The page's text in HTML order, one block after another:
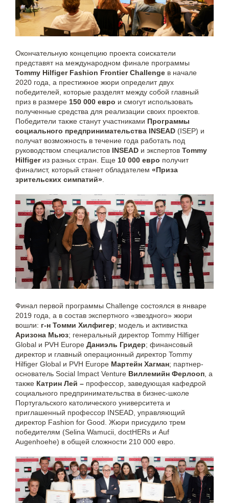
Окончательную концепцию проекта соискатели
представят на международном финале программы
Tommy Hilfiger Fashion Frontier Challenge в начале
2020 года, а престижное жюри определит двух
победителей, которые разделят между собой главный
приз в размере 150 000 евро и смогут использовать
полученные средства для реализации своих проектов.
Победители также станут участниками Программы
социального предпринимательства INSEAD (ISEP) и
получат возможность в течение года работать под
руководством специалистов INSEAD и экспертов Tommy
Hilfiger из разных стран. Еще 10 000 евро получит
финалист, который станет обладателем «Приза
зрительских симпатий»
Финал первой программы Challenge состоялся в январе
2019 года, а в состав экспертного «звездного» жюри
вошли: г-н Томми Хилфигер; модель и активистка
Аризона Мьюз; генеральный директор Tommy Hilfiger
Global и PVH Europe Даниэль Гридер; финансовый
директор и главный операционный директор Tommy
Hilfiger Global и PVH Europe Мартейн Хагман; партнер-
основатель Social Impact Venture Виллемийн Ферлооп, а
также Катрин Лей – профессор, заведующая кафедрой
социального предпринимательства в бизнес-школе
Португальского католического университета и
приглашенный профессор INSEAD, управляющий
директор Fashion for Good. Жюри присудило трем
победителям (Selina Wamucii, doctHERs и Auf
Augenhoehe) в общей сложности 210 000 евро.